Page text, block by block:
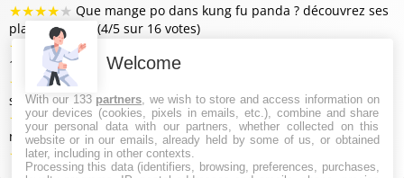
★★★★★ Que mange po dans kung fu panda ? découvrez ses
plats préférés (4/5 sur 16 votes)
★ ★★★ Combien de dan existe-t-il en taekwondo ? (4/5 sur
11 votes)
★ ★★★
sur 5 votes)
★ ★★ ★★Pourquoi kung fu panda n'est plus disponible sur
netflix ? (4/5 sur 5 votes)
★ ★★★★Où est né le taekwondo ? (4/5 sur 4 votes)
Welcome
With our 133 partners , we wish to store and access information on
your devices (cookies, pixels in emails, etc.), combine and share
your personal data with our partners, whether collected on this
website or in our emails, already held by some of us, or obtained
later, including in other contexts.
Processing this data (identifiers, browsing, preferences, purchases,